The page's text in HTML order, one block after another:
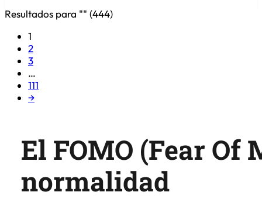
Resultados para "" (444)
1
2
3
…
111
→
El FOMO (Fear Of
normalidad